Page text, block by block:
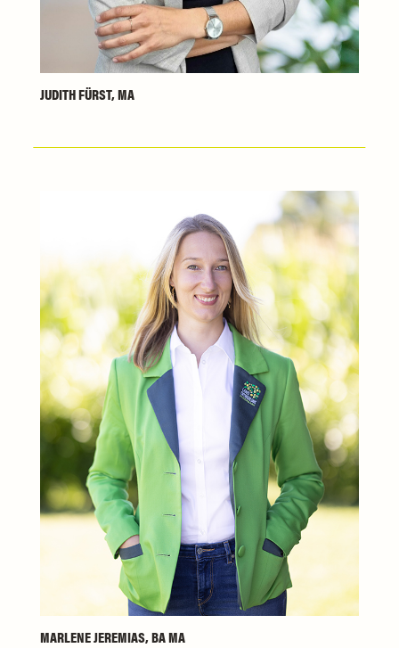
JUDITH FÜRST, MA
MARLENE JEREMIAS, BA MA